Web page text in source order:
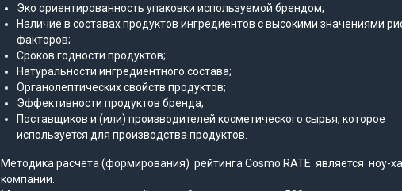
Эко ориентированность упаковки используемой брендом;
Наличие в составах продуктов ингредиентов с высокими значениями
факторов;
Сроков годности продуктов;
Натуральности ингредиентного состава;
Органолептических свойств продуктов;
Эффективности продуктов бренда;
Поставщиков и (или) производителей косметического сырья, которое
используется для производства продуктов.
Методика расчета (формирования) рейтинга Cosmo RATE является ноу-
компании.